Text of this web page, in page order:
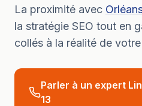
La proximité avec
la stratégie SEO tout en
collés à la réalité de
Parler à un expert
13